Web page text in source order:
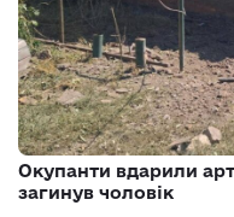
Окупанти вдарили
загинув чоловік